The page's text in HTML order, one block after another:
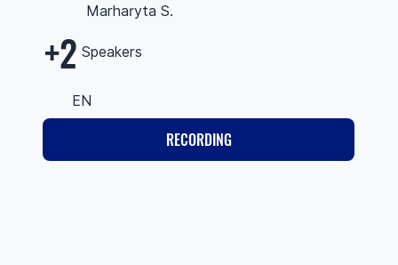
Marharyta S.
+2 Speakers
EN
RECORDING